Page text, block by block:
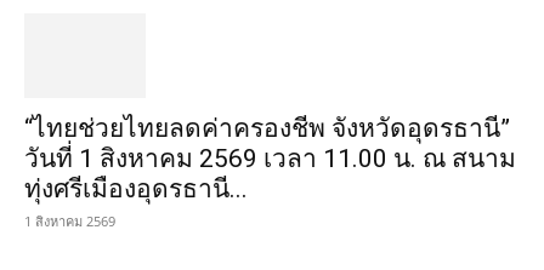
“ไทยช่วยไทยลดค่าครองชีพ จังหวัดอุดรธานี”
วันที่ 1 สิงหาคม 2569 เวลา 11.00 น. ณ สนาม
ทุ่งศรีเมืองอุดรธานี...
1 สิงหาคม 2569